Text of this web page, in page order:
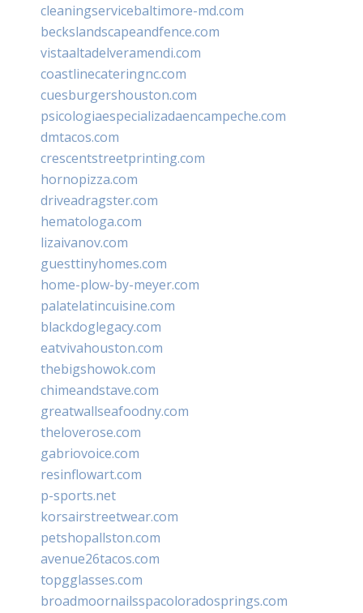
cleaningservicebaltimore-md.com
beckslandscapeandfence.com
vistaaltadelveramendi.com
coastlinecateringnc.com
cuesburgershouston.com
psicologiaespecializadaencampeche.com
dmtacos.com
crescentstreetprinting.com
hornopizza.com
driveadragster.com
hematologa.com
lizaivanov.com
guesttinyhomes.com
home-plow-by-meyer.com
palatelatincuisine.com
blackdoglegacy.com
eatvivahouston.com
thebigshowok.com
chimeandstave.com
greatwallseafoodny.com
theloverose.com
gabriovoice.com
resinflowart.com
p-sports.net
korsairstreetwear.com
petshopallston.com
avenue26tacos.com
topgglasses.com
broadmoornailsspacoloradosprings.com